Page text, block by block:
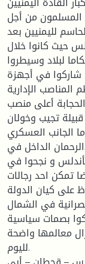
المسلمون من أجل
لليمنيين بعد
حيث كانوا خلال
لبلاد وسيطروا
في أجهزة
الإدارية
أعلى منصب
تجيب وخولان
الجانب العسكري
الداخل في
و نجحوا في
تمكن احد رجالات
على كيان الدولة
في الشمال.
بصمات سياسية
معالمها واضحة
لليوم.